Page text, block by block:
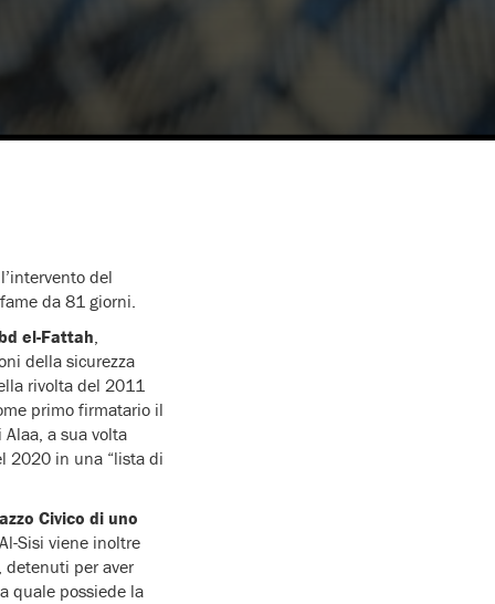
del
da 81 giorni.
el-Fattah,
della sicurezza
rivolta del 2011
primo firmatario il
a sua volta
2020 in una “lista di
Civico di uno
Sisi viene inoltre
detenuti per aver
quale possiede la